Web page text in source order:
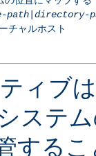
path| directory-
チャルホスト
ィブ
ステ
する